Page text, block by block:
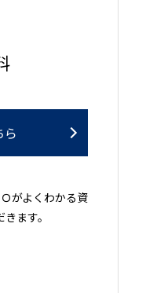
ら
がよくわかる資
ます。